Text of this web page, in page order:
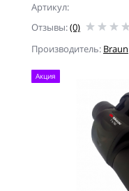
Артикул:
Отзывы:(0)
Производитель: Braun
Акция